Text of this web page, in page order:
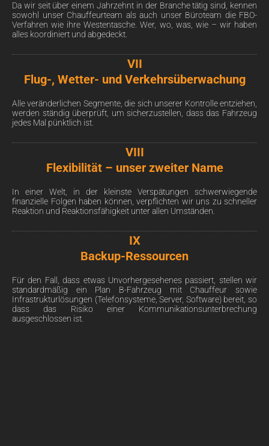
Da wir seit über einem Jahrzehnt in der Branche tätig sind, kennen
sowohl unser Chauffeurteam als auch unser Büroteam die FBO-
Verfahren wie ihre Westentasche. Wer, wo, was, wie – wir haben
alles koordiniert und abgedeckt.
VII
Flug-, Wetter- und Verkehrsüberwachung
Alle veränderlichen Segmente, die sich unserer Kontrolle entziehen,
werden ständig überprüft, um sicherzustellen, dass das Fahrzeug
jedes Mal pünktlich ist.
VIII
Flexibilität – unser zweiter Name
In einer Welt, in der kleinste Verspätungen schwerwiegende
finanzielle Folgen haben können, verpflichten wir uns zu schneller
Reaktion und Reaktionsfähigkeit unter allen Umständen.
IX
Backup-Ressourcen
Für den Fall, dass etwas Unvorhergesehenes passiert, stellen wir
standardmäßig ein Plan B-Fahrzeug mit Chauffeur sowie
Infrastrukturlösungen (Telefonsysteme, Server, Software) bereit, so
dass das Risiko einer Kommunikationsunterbrechung
ausgeschlossen ist.